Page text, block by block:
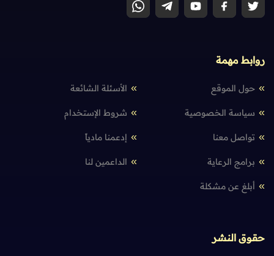
روابط مهمة
حول الموقع الأسئلة الشائعة
سياسة الخصوصية شروط الإستخدام
تواصل معنا إدعمنا مادياً
برامج الرعاية الداعمين لنا
أبلغ عن مشكلة
حقوق النشر